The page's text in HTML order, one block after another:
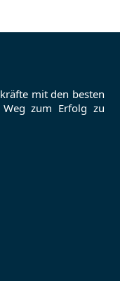
mit den besten
zum Erfolg zu